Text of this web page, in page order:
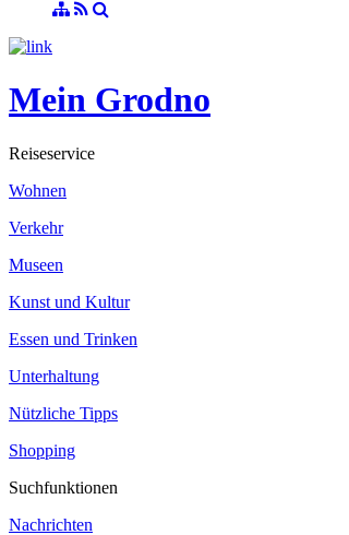
Mein Grodno
Reiseservice
Wohnen
Verkehr
Museen
Kunst und Kultur
Essen und Trinken
Unterhaltung
Nützliche Tipps
Shopping
Suchfunktionen
Nachrichten